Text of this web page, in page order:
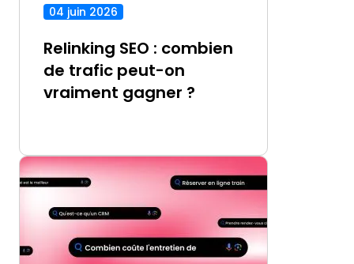
04 juin 2026
Relinking SEO : combien
de trafic peut-on
vraiment gagner ?